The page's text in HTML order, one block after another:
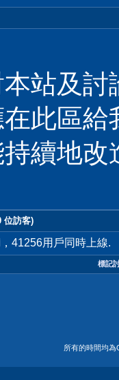
站及討
此區給
續地改
位訪客)
41256用戶同時上線.
標記
所有的時間均為